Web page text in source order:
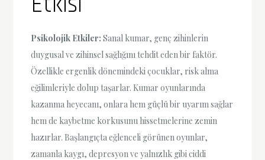
Psikolojik Etkiler: Sanal kumar, genç zihinlerin
duygusal ve zihinsel sağlığını tehdit eden bir faktör.
Özellikle ergenlik dönemindeki çocuklar, risk alma
eğilimleriyle dolup taşarlar. Kumar oyunlarında
kazanma heyecanı, onlara hem güçlü bir uyarım sağlar
hem de kaybetme korkusunu hissetmelerine zemin
hazırlar. Başlangıçta eğlenceli görünen oyunlar,
zamanla kaygı, depresyon ve yalnızlık gibi ciddi